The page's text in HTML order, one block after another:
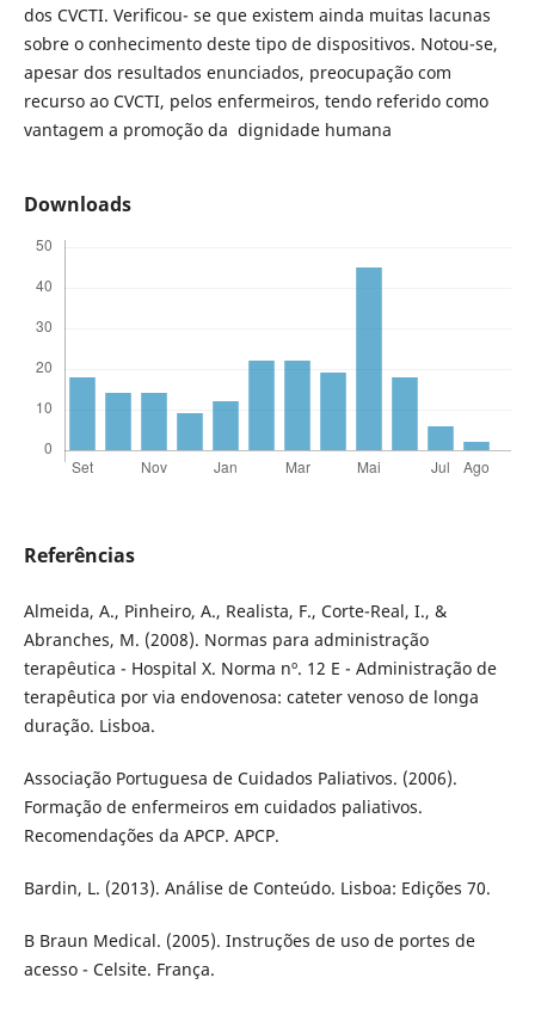
dos CVCTI. Veriﬁcou- se que existem ainda muitas lacunas
sobre o conhecimento deste tipo de dispositivos. Notou-se,
apesar dos resultados enunciados, preocupação com
recurso ao CVCTI, pelos enfermeiros, tendo referido como
vantagem a promoção da dignidade humana
Downloads
Referências
Almeida, A., Pinheiro, A., Realista, F., Corte-Real, I., &
Abranches, M. (2008). Normas para administração
terapêutica - Hospital X. Norma nº. 12 E - Administração de
terapêutica por via endovenosa: cateter venoso de longa
duração. Lisboa.
Associação Portuguesa de Cuidados Paliativos. (2006).
Formação de enfermeiros em cuidados paliativos.
Recomendações da APCP. APCP.
Bardin, L. (2013). Análise de Conteúdo. Lisboa: Edições 70.
B Braun Medical. (2005). Instruções de uso de portes de
acesso - Celsite. França.